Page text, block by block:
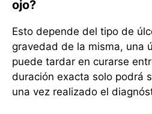
ojo?
Esto depende del tipo de
gravedad de la misma, una
puede tardar en curarse
duración exacta solo podrá
una vez realizado el